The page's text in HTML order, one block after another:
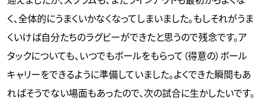
く、全体的にうまくいかなくなってしまいました。もしそれがうま
くいけば自分たちのラグビーができたと思うので残念です。ア
タックについても、いつでもボールをもらって（得意の）ボール
キャリーをできるように準備していました。よくできた瞬間もあ
ればそうでない場面もあったので、次の試合に生かしたいです。